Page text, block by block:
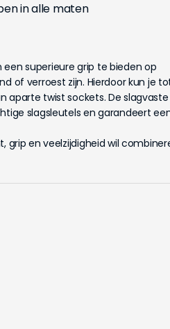
in alle maten
superieure grip te bieden op
of verroest zijn. Hierdoor kun je
aparte twist sockets. De
slagsleutels en garandeert
grip en veelzijdigheid wil